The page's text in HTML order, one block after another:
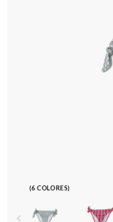
(6 COLORES)